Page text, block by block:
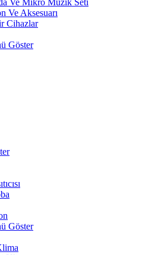
Ve Mikro Müzik Seti
Ve Aksesuarı
Cihazlar
Göster
Göster